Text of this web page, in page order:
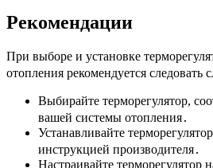
Рекомендации
При выборе и установке
отопления рекомендуется следовать
Выбирайте терморегулятор,
вашей системы отопления․
Устанавливайте
инструкцией производителя․
Настраивайте терморегулятор